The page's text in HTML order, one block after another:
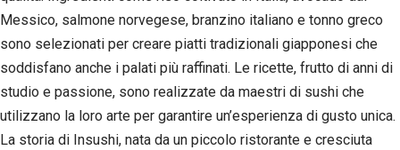
Messico, salmone norvegese, branzino italiano e tonno greco
sono selezionati per creare piatti tradizionali giapponesi che
soddisfano anche i palati più raffinati. Le ricette, frutto di anni di
studio e passione, sono realizzate da maestri di sushi che
utilizzano la loro arte per garantire un’esperienza di gusto unica.
La storia di Insushi, nata da un piccolo ristorante e cresciuta